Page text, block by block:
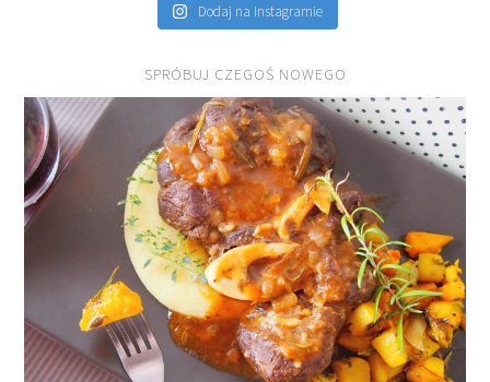
Dodaj na Instagramie
SPRÓBUJ CZEGOŚ NOWEGO